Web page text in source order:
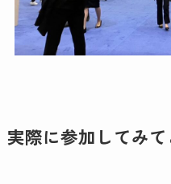
実際に参加してみ